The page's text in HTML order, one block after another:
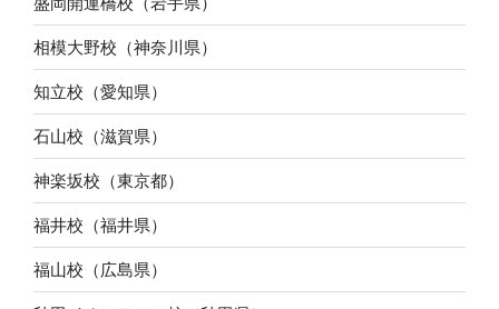
相模大野校（神奈川県）
知立校（愛知県）
石山校（滋賀県）
神楽坂校（東京都）
福井校（福井県）
福山校（広島県）